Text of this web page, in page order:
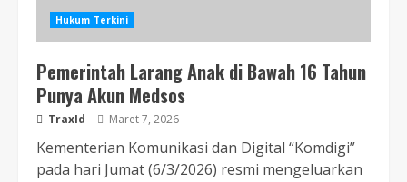
Hukum Terkini
Pemerintah Larang Anak di Bawah 16 Tahun
Punya Akun Medsos
TraxId Maret 7, 2026
Kementerian Komunikasi dan Digital “Komdigi”
pada hari Jumat (6/3/2026) resmi mengeluarkan